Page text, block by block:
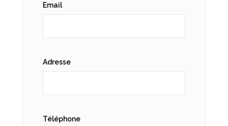
Email
Adresse
Téléphone